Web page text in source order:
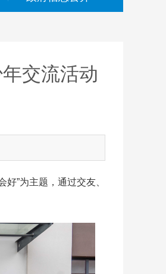
交流活动
”为主题，通过交友、